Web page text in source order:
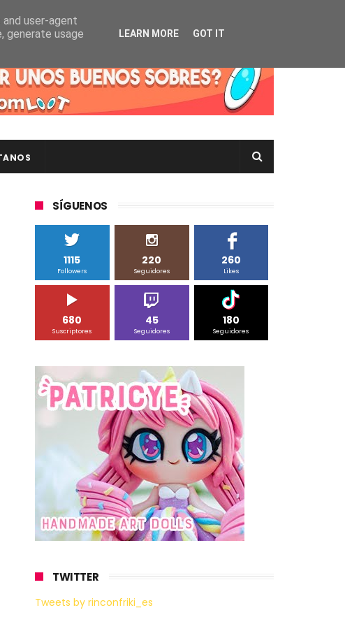
SÍGUENOS
1115
Followers
220
Seguidores
260
Likes
680
Suscriptores
45
Seguidores
180
Seguidores
TWITTER
Tweets by rinconfriki_es
user-agent
generate usage
LEARN MORE GOT IT